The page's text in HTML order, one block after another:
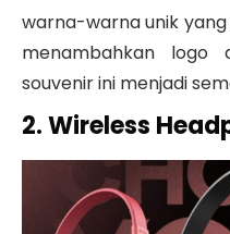
warna-warna unik
menambahkan logo
souvenir ini menjadi
2. Wireless